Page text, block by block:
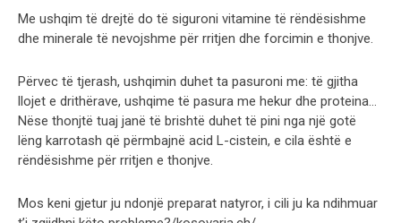
Me ushqim të drejtë do të siguroni vitamine të rëndësishme
dhe minerale të nevojshme për rritjen dhe forcimin e thonjve.
Përvec të tjerash, ushqimin duhet ta pasuroni me: të gjitha
llojet e drithërave, ushqime të pasura me hekur dhe proteina…
Nëse thonjtë tuaj janë të brishtë duhet të pini nga një gotë
lëng karrotash që përmbajnë acid L-cistein, e cila është e
rëndësishme për rritjen e thonjve.
Mos keni gjetur ju ndonjë preparat natyror, i cili ju ka ndihmuar